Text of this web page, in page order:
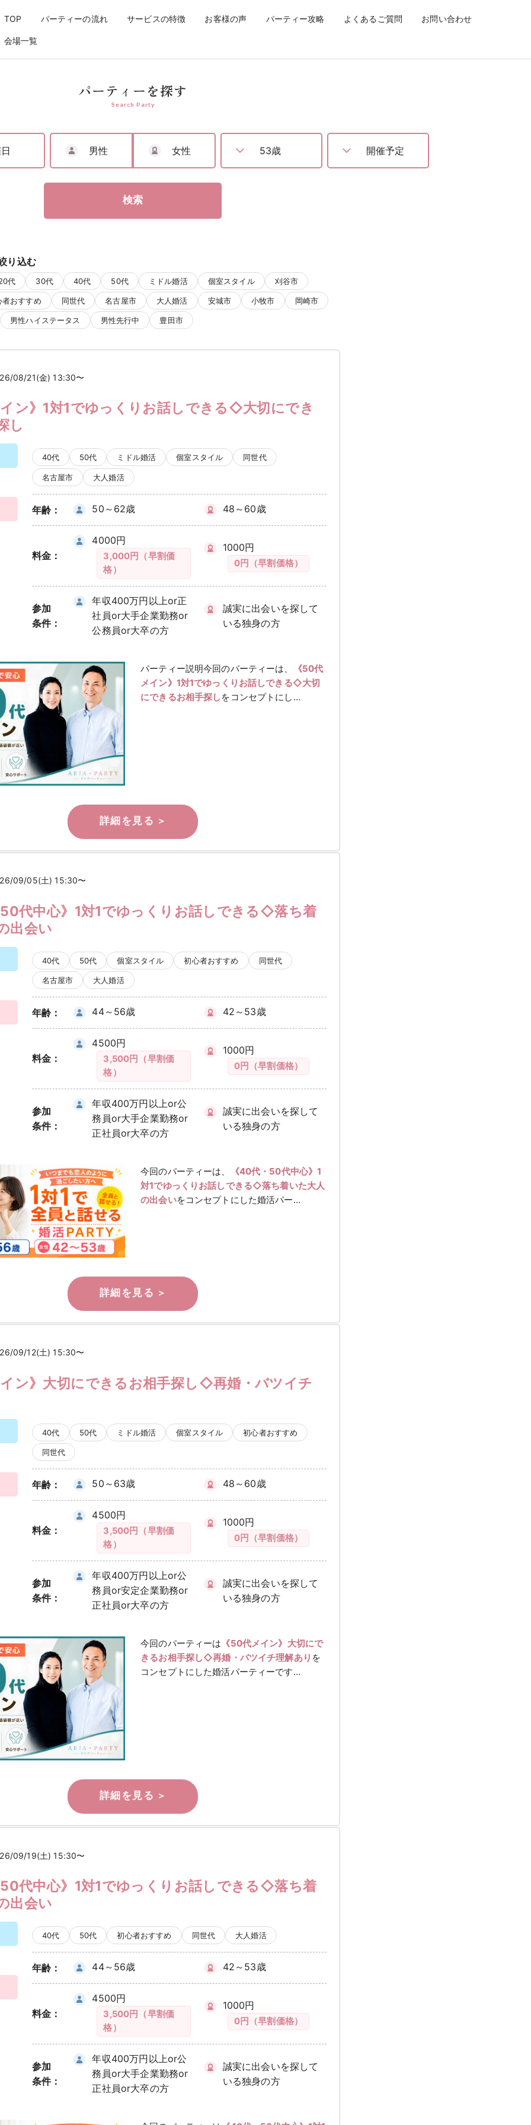
ーティーなら【アリアパーティー】
TOP パーティーの流れ サービスの特徴 お客様の声 パーティー攻略 よくあるご質問 お問い合わせ
会場一覧
パーティーを探す
Search Party
男性 女性
検索
り込む
代 30代 40代 50代 ミドル婚活 個室スタイル 刈谷市
者おすすめ 同世代 名古屋市 大人婚活 安城市 小牧市 岡崎市
男性ハイステータス 男性先行中 豊田市
08/21(金) 13:30〜
ン》1対1でゆっくりお話しできる◇大切にでき
し
40代 50代 ミドル婚活 個室スタイル 同世代
名古屋市 大人婚活
年齢： 50～62歳 48～60歳
料金：
4000円
3,000円（早割価
格）
1000円
0円（早割価格）
参加
条件：
年収400万円以上or正
社員or大手企業勤務or
公務員or大卒の方
誠実に出会いを探して
いる独身の方
パーティー説明今回のパーティーは、
《50代
メイン》1対1でゆっくりお話しできる◇大切
にできるお相手探しをコンセプトにし…
09/05(土) 15:30〜
代中心》1対1でゆっくりお話しできる◇落ち着
出会い
40代 50代 個室スタイル 初心者おすすめ 同世代
名古屋市 大人婚活
年齢： 44～56歳 42～53歳
料金：
4500円
3,500円（早割価
格）
1000円
0円（早割価格）
参加
条件：
年収400万円以上or公
務員or大手企業勤務or
正社員or大卒の方
誠実に出会いを探して
いる独身の方
今回のパーティーは、
《40代・50代中心》1
対1でゆっくりお話しできる◇落ち着いた大人
の出会いをコンセプトにした婚活パー…
09/12(土) 15:30〜
ン》大切にできるお相手探し◇再婚・バツイチ
40代 50代 ミドル婚活 個室スタイル 初心者おすすめ
同世代
年齢： 50～63歳 48～60歳
料金：
4500円
3,500円（早割価
格）
1000円
0円（早割価格）
参加
条件：
年収400万円以上or公
務員or安定企業勤務or
正社員or大卒の方
誠実に出会いを探して
いる独身の方
今回のパーティーは 《50代メイン》大切にで
きるお相手探し◇再婚・バツイチ理解あり を
コンセプトにした婚活パーティーです…
09/19(土) 15:30〜
代中心》1対1でゆっくりお話しできる◇落ち着
出会い
40代 50代 初心者おすすめ 同世代 大人婚活
年齢： 44～56歳 42～53歳
料金：
4500円
3,500円（早割価
格）
1000円
0円（早割価格）
参加
条件：
年収400万円以上or公
務員or大手企業勤務or
正社員or大卒の方
誠実に出会いを探して
いる独身の方